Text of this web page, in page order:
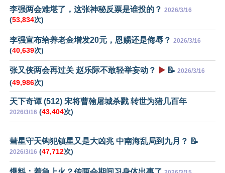
李强两会难堪了，这张神秘反票是谁投的？ 2026/3/16
(53,834次)
李强宣布给养老金增发20元，恩赐还是侮辱？ 2026/3/16
(40,639次)
张又侠两会再过关 赵乐际不敢轻举妄动？ ▶️ 📝 2026/3/16
(49,986次)
天下奇谭 (512) 宋将曹翰屠城杀戮 转世为猪几百年
2026/3/16 (43,404次)
彗星守天钩犯镇星又是大凶兆 中南海乱局到九月？ 📝
2026/3/16 (47,712次)